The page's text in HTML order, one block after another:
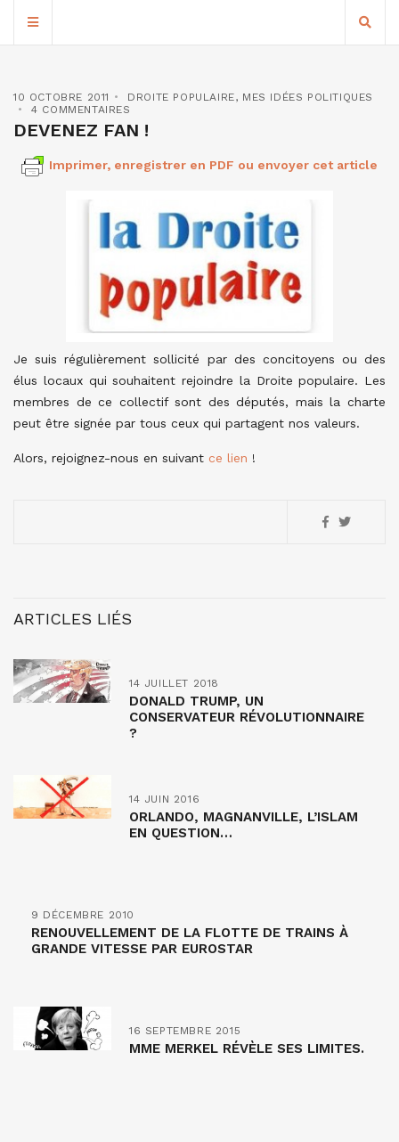
10 OCTOBRE 2011 DROITE POPULAIRE, MES IDÉES POLITIQUES
4 COMMENTAIRES
DEVENEZ FAN !
Imprimer, enregistrer en PDF ou envoyer cet article
Je suis régulièrement sollicité par des concitoyens ou des
élus locaux qui souhaitent rejoindre la Droite populaire. Les
membres de ce collectif sont des députés, mais la charte
peut être signée par tous ceux qui partagent nos valeurs.
Alors, rejoignez-nous en suivant ce lien !
ARTICLES LIÉS
14 JUILLET 2018
DONALD TRUMP, UN
CONSERVATEUR RÉVOLUTIONNAIRE
?
14 JUIN 2016
ORLANDO, MAGNANVILLE, L’ISLAM
EN QUESTION…
9 DÉCEMBRE 2010
RENOUVELLEMENT DE LA FLOTTE DE TRAINS À
GRANDE VITESSE PAR EUROSTAR
16 SEPTEMBRE 2015
MME MERKEL RÉVÈLE SES LIMITES.